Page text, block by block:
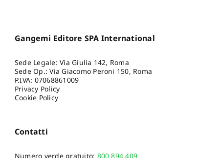
Gangemi Editore SPA International
Sede Legale: Via Giulia 142, Roma
Sede Op.: Via Giacomo Peroni 150, Roma
P.IVA: 07068861009
Privacy Policy
Cookie Policy
Contatti
Numero verde gratuito: 800.894.409